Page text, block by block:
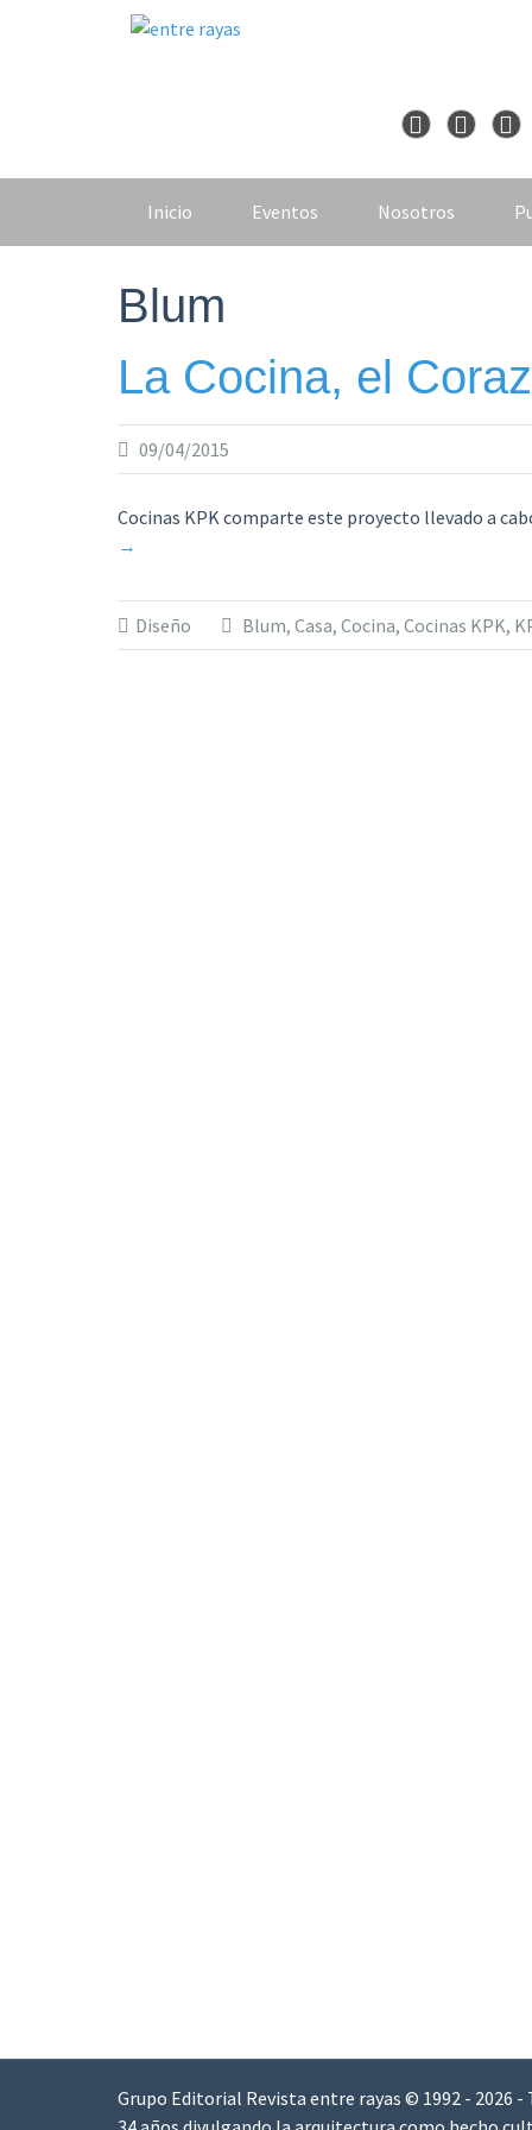
Inicio Eventos Nosotros
Blum
La Cocina, el
09/04/2015
Cocinas KPK comparte este proyecto llevado a
→
Diseño Blum, Casa, Cocina, Cocinas KPK,
Grupo Editorial Revista entre rayas © 1992 - 2026 -